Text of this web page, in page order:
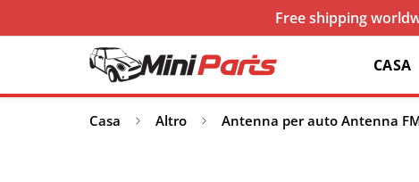
Free shipping
CASA
Casa Altro Antenna per auto Antenna